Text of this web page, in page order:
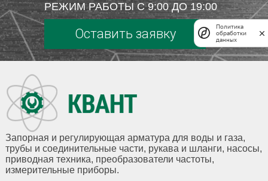
РЕЖИМ РАБОТЫ С 9:00 ДО 19:00
Оставить заявку
Запорная и регулирующая арматура для воды и газа,
трубы и соединительные части, рукава и шланги, насосы,
приводная техника, преобразователи частоты,
измерительные приборы.
Политика
обработки
данных